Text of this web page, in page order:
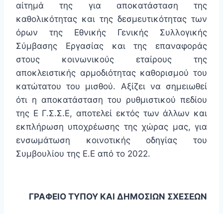
αίτημά της για αποκατάσταση της
καθολικότητας και της δεσμευτικότητας των
όρων της Εθνικής Γενικής Συλλογικής
Σύμβασης Εργασίας και της επαναφοράς
στους κοινωνικούς εταίρους της
αποκλειστικής αρμοδιότητας καθορισμού του
κατώτατου του μισθού. Αξίζει να σημειωθεί
ότι η αποκατάσταση του ρυθμιστικού πεδίου
της Ε Γ.Σ.Σ.Ε, αποτελεί εκτός των άλλων και
εκπλήρωση υποχρέωσης της χώρας μας, για
ενσωμάτωση κοινοτικής οδηγίας του
Συμβουλίου της Ε.Ε από το 2022.
ΓΡΑΦΕΙΟ ΤΥΠΟΥ ΚΑΙ ΔΗΜΟΣΙΩΝ ΣΧΕΣΕΩΝ